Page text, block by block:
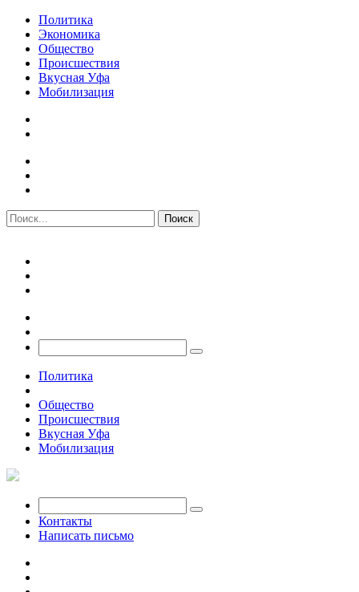
Политика
Экономика
Общество
Происшествия
Вкусная Уфа
Мобилизация
Политика
Общество
Происшествия
Вкусная Уфа
Мобилизация
Контакты
Написать письмо